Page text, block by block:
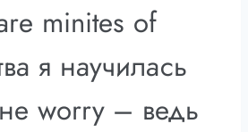
minites of
я научилась
worry – ведь